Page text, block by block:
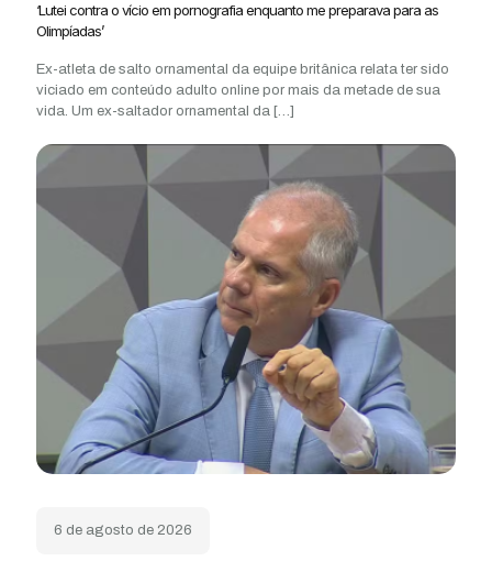
‘Lutei contra o vício em pornografia enquanto me preparava para as
Olimpíadas’
Ex-atleta de salto ornamental da equipe britânica relata ter sido
viciado em conteúdo adulto online por mais da metade de sua
vida. Um ex-saltador ornamental da […]
6 de agosto de 2026